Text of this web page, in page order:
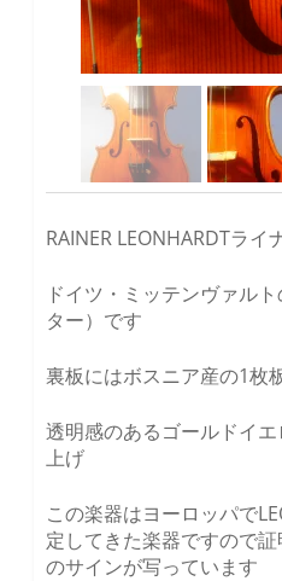
RAINER LEONHARDTラ
ドイツ・ミッテンヴァル
ター）です
裏板にはボスニア産の1枚
透明感のあるゴールドイ
上げ
この楽器はヨーロッパで
定してきた楽器ですので
のサインが写っています